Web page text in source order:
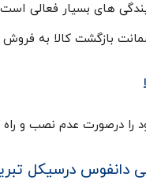
های بسیار فعالی
بازگشت کالا به
عدم نصب و راه اندازی بر